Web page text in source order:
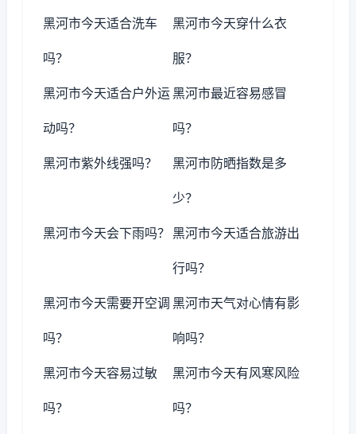
黑河市今天适合洗车
吗？
黑河市今天穿什么衣
服？
黑河市今天适合户外运
动吗？
黑河市最近容易感冒
吗？
黑河市紫外线强吗？ 黑河市防晒指数是多
少？
黑河市今天会下雨吗？ 黑河市今天适合旅游出
行吗？
黑河市今天需要开空调
吗？
黑河市天气对心情有影
响吗？
黑河市今天容易过敏
吗？
黑河市今天有风寒风险
吗？